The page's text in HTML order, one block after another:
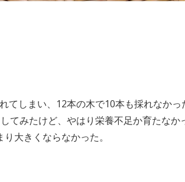
てしまい、12本の木で10本も採れなか
てみたけど、やはり栄養不足か育たなか
大きくならなかった。